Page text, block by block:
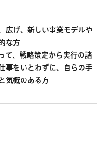
広げ、新しい事業モデルや
な方
て、戦略策定から実行の諸
事をいとわずに、自らの手
気概のある方